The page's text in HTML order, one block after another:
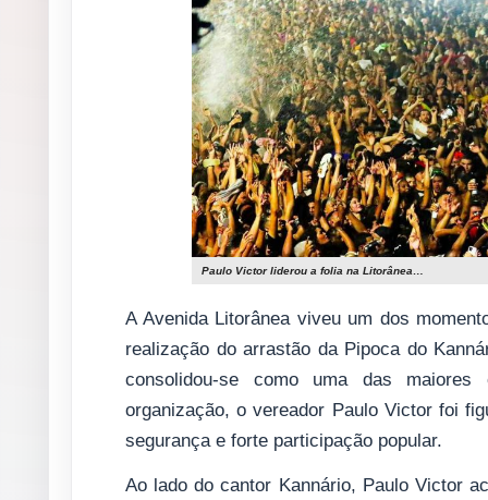
Paulo Victor liderou a folia na Litorânea…
A Avenida Litorânea viveu um dos
realização do arrastão da Pipoca do
consolidou-se como uma das
organização, o vereador Paulo Victor foi
segurança e forte participação popular.
Ao lado do cantor Kannário, Paulo Victor